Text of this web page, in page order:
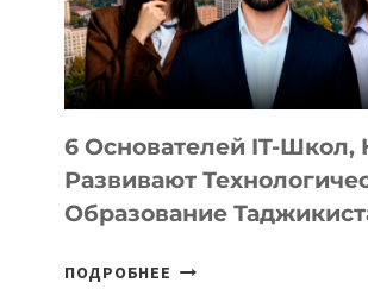
ОТ
OPENAI
6 Основателей IT-Школ,
Развивают
Образование
ПОДРОБНЕЕ